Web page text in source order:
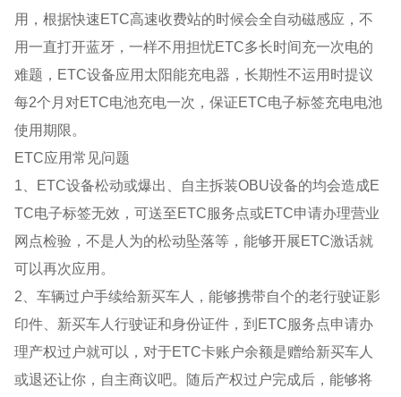
用，根据快速ETC高速收费站的时候会全自动磁感应，不
用一直打开蓝牙，一样不用担忧ETC多长时间充一次电的
难题，ETC设备应用太阳能充电器，长期性不运用时提议
每2个月对ETC电池充电一次，保证ETC电子标签充电电池
使用期限。
ETC应用常见问题
1、ETC设备松动或爆出、自主拆装OBU设备的均会造成E
TC电子标签无效，可送至ETC服务点或ETC申请办理营业
网点检验，不是人为的松动坠落等，能够开展ETC激话就
可以再次应用。
2、车辆过户手续给新买车人，能够携带自个的老行驶证影
印件、新买车人行驶证和身份证件，到ETC服务点申请办
理产权过户就可以，对于ETC卡账户余额是赠给新买车人
或退还让你，自主商议吧。随后产权过户完成后，能够将